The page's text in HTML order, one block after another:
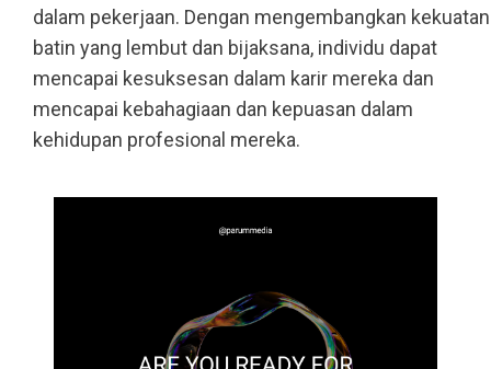
dalam pekerjaan. Dengan mengembangkan kekuatan
batin yang lembut dan bijaksana, individu dapat
mencapai kesuksesan dalam karir mereka dan
mencapai kebahagiaan dan kepuasan dalam
kehidupan profesional mereka.